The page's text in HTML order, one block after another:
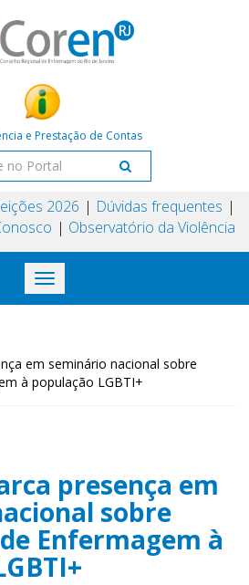
e Prestação de Contas
2026
Dúvidas frequentes
Observatório da Violência
Toggle
navigation
em seminário nacional sobre
à população LGBTI+
presença em
sobre
Enfermagem à